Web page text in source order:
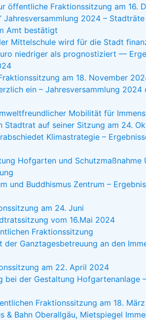
öffentliche Fraktionssitzung am 16.
Jahresversammlung 2024 –
Amt bestätigt
Mittelschule wird für die Stadt
niedriger als prognostiziert —
am 18. November
ein – Jahresversammlung 2024
Mobilität für
Stadtrat auf seiner Sitzung am 24.
Klimastrategie –
Hofgarten und Schutzmaßnahme
und Buddhismus Zentrum –
am 24. Juni
vom 16.Mai 2024
Fraktionssitzung
der Ganztagesbetreuung an den
am 22. April 2024
bei der Gestaltung Hofgartenanlage
Fraktionssitzung am 18. März
& Bahn Oberallgäu, Mietspiegel